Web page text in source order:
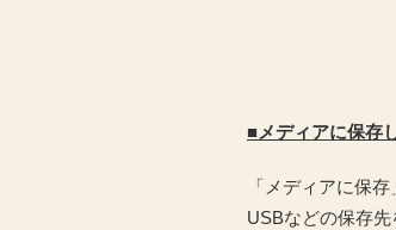
■メディアに保存
「メディアに保
USBなどの保存先